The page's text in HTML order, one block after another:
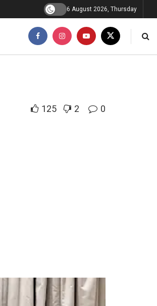
6 August 2026, Thursday
125 2 0